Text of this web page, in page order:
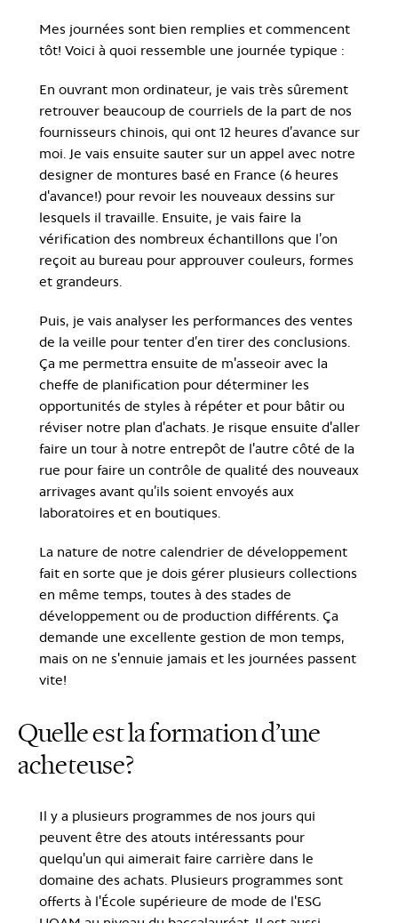
Mes journées sont bien remplies et commencent
tôt! Voici à quoi ressemble une journée typique :
En ouvrant mon ordinateur, je vais très sûrement
retrouver beaucoup de courriels de la part de nos
fournisseurs chinois, qui ont 12 heures d’avance sur
moi. Je vais ensuite sauter sur un appel avec notre
designer de montures basé en France (6 heures
d'avance!) pour revoir les nouveaux dessins sur
lesquels il travaille. Ensuite, je vais faire la
vérification des nombreux échantillons que l’on
reçoit au bureau pour approuver couleurs, formes
et grandeurs.
Puis, je vais analyser les performances des ventes
de la veille pour tenter d’en tirer des conclusions.
Ça me permettra ensuite de m'asseoir avec la
cheffe de planification pour déterminer les
opportunités de styles à répéter et pour bâtir ou
réviser notre plan d'achats. Je risque ensuite d'aller
faire un tour à notre entrepôt de l'autre côté de la
rue pour faire un contrôle de qualité des nouveaux
arrivages avant qu’ils soient envoyés aux
laboratoires et en boutiques.
La nature de notre calendrier de développement
fait en sorte que je dois gérer plusieurs collections
en même temps, toutes à des stades de
développement ou de production différents. Ça
demande une excellente gestion de mon temps,
mais on ne s'ennuie jamais et les journées passent
vite!
Quelle est la formation d’une
acheteuse?
Il y a plusieurs programmes de nos jours qui
peuvent être des atouts intéressants pour
quelqu'un qui aimerait faire carrière dans le
domaine des achats. Plusieurs programmes sont
offerts à l'École supérieure de mode de l'ESG